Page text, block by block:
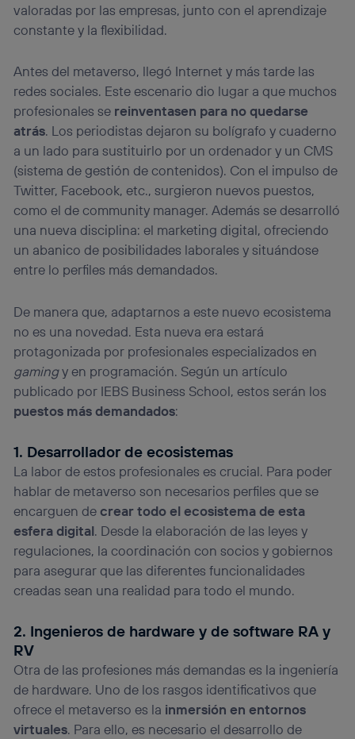
valoradas por las empresas, junto con el aprendizaje
constante y la flexibilidad.
Antes del metaverso, llegó Internet y más tarde las
redes sociales. Este escenario dio lugar a que muchos
profesionales se reinventasen para no quedarse
atrás. Los periodistas dejaron su bolígrafo y cuaderno
a un lado para sustituirlo por un ordenador y un CMS
(sistema de gestión de contenidos). Con el impulso de
Twitter, Facebook, etc., surgieron nuevos puestos,
como el de community manager. Además se desarrolló
una nueva disciplina: el marketing digital, ofreciendo
un abanico de posibilidades laborales y situándose
entre lo perfiles más demandados.
De manera que, adaptarnos a este nuevo ecosistema
no es una novedad. Esta nueva era estará
protagonizada por profesionales especializados en
gamingy en programación. Según un artículo
publicado por IEBS Business School, estos serán los
puestos más demandados:
1. Desarrollador de ecosistemas
La labor de estos profesionales es crucial. Para poder
hablar de metaverso son necesarios perfiles que se
encarguen decrear todo el ecosistema de esta
esfera digital. Desde la elaboración de las leyes y
regulaciones, la coordinación con socios y gobiernos
para asegurar que las diferentes funcionalidades
creadas sean una realidad para todo el mundo.
2. Ingenieros de hardware y de software RA y
RV
Otra de las profesiones más demandas es la ingeniería
de hardware. Uno de los rasgos identificativos que
ofrece el metaverso es la inmersión en entornos
virtuales. Para ello, es necesario el desarrollo de